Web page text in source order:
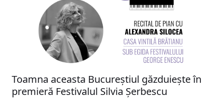
Toamna aceasta Bucureștiul găzduiește în
premieră Festivalul Silvia Șerbescu